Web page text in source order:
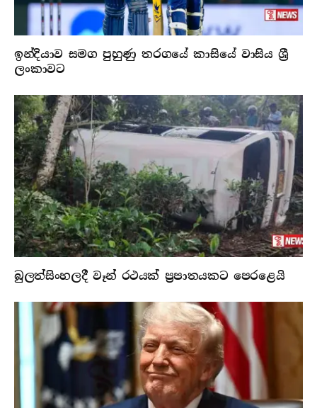
ඉන්දියාව සමග පුහුණු තරගයේ කාසියේ වාසිය ශ්‍රී
ලංකාවට
බුලත්සිංහලදී වෑන් රථයක් ප්‍රපාතයකට පෙරළෙයි